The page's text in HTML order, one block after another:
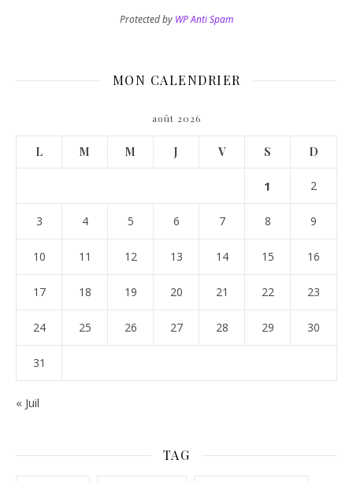
Protected by WP Anti Spam
MON CALENDRIER
août 2026
L M M J V S D
1 2
3 4 5 6 7 8 9
10 11 12 13 14 15 16
17 18 19 20 21 22 23
24 25 26 27 28 29 30
31
« Juil
TAG